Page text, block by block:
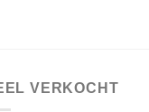
VERKOCHT